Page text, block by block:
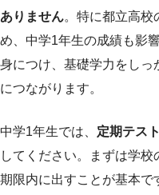
ありません。特に都立高校
め、中学1年生の成績も影
身につけ、基礎学力をしっ
につながります。
中学1年生では、 定期テス
してください。まずは学
期限内に出すことが基本で